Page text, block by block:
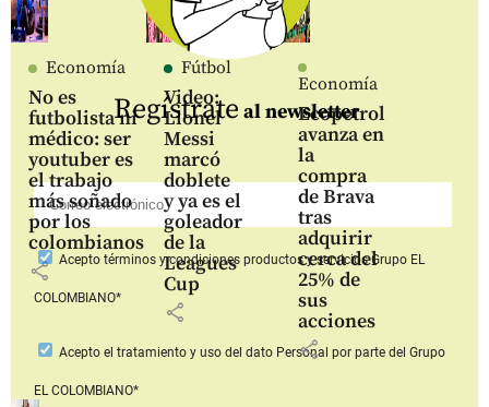
Economía
No es
futbolista ni
médico: ser
youtuber es
el trabajo
más soñado
por los
colombianos
share
Fútbol
Video:
Lionel
Messi
marcó
doblete
y ya es el
goleador
de la
Leagues
Cup
share
Economía
Ecopetrol
avanza en
la
compra
de Brava
tras
adquirir
cerca del
25% de
sus
acciones
share
Regístrate al newsletter
Aceptotérminos y condiciones productos y serviciosGrupo EL
COLOMBIANO*
Acepto el tratamiento y uso del dato Personal por parte del Grupo
EL COLOMBIANO*